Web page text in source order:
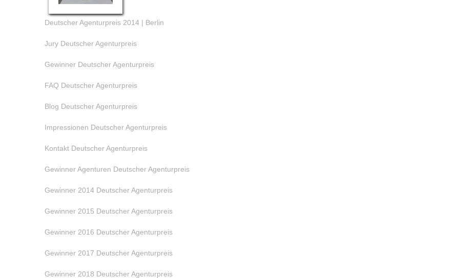
Deutscher Agenturpreis 2014 | Berlin
Jury Deutscher Agenturpreis
Gewinner Deutscher Agenturpreis
FAQ Deutscher Agenturpreis
Blog Deutscher Agenturpreis
Impressionen Deutscher Agenturpreis
Kontakt Deutscher Agenturpreis
Gewinner Agenturen Deutscher Agenturpreis
Gewinner 2014 Deutscher Agenturpreis
Gewinner 2015 Deutscher Agenturpreis
Gewinner 2016 Deutscher Agenturpreis
Gewinner 2017 Deutscher Agenturpreis
Gewinner 2018 Deutscher Agenturpreis